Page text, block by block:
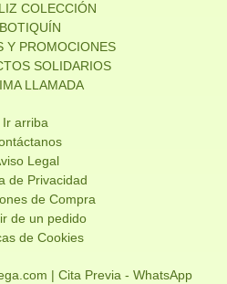
COLECCIÓN
Y PROMOCIONES
SOLIDARIOS
LLAMADA
Ir arriba
Legal
de Privacidad
de Compra
de un pedido
de Cookies
| Cita Previa - WhatsApp